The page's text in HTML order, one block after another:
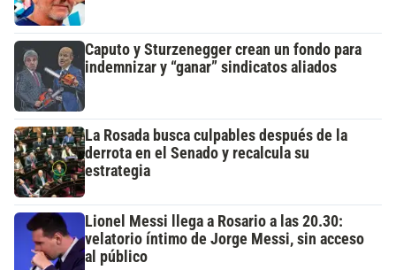
Caputo y Sturzenegger crean un fondo para
indemnizar y “ganar” sindicatos aliados
La Rosada busca culpables después de la
derrota en el Senado y recalcula su
estrategia
Lionel Messi llega a Rosario a las 20.30:
velatorio íntimo de Jorge Messi, sin acceso
al público